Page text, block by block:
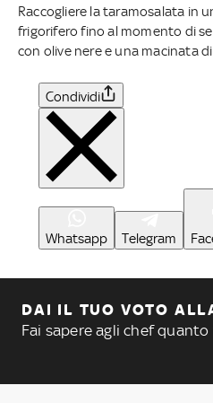
Raccogliere la taramosalata in
frigorifero fino al momento di
con olive nere e una macinata
Condividi
Whatsapp Telegram
DAI IL TUO VOTO
Fai sapere agli chef quanto